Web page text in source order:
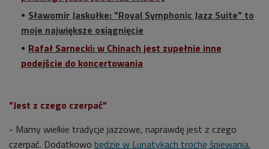
Sławomir Jaskułke: "Royal Symphonic Jazz Suite" to
moje największe osiągnięcie
Rafał Sarnecki: w Chinach jest zupełnie inne
podejście do koncertowania
"Jest z czego czerpać"
- Mamy wielkie tradycje jazzowe, naprawdę jest z czego
czerpać. Dodatkowo będzie w Lunatykach trochę śpiewania.